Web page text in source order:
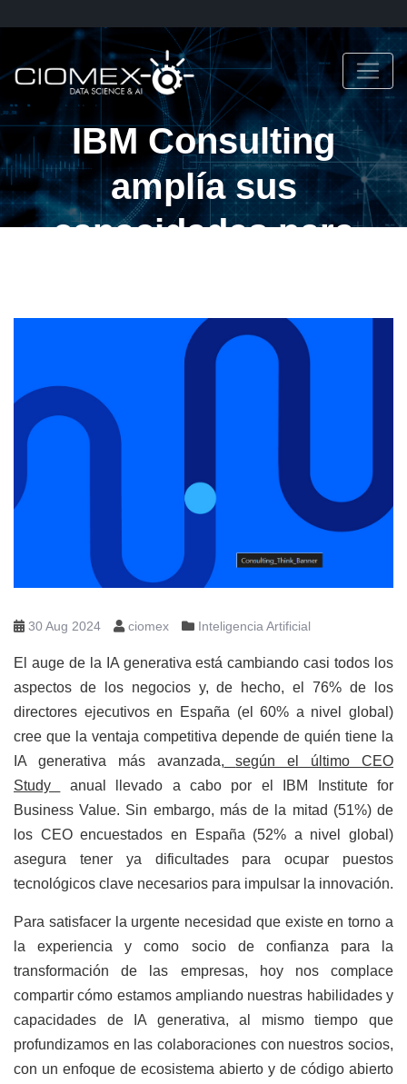
IBM Consulting
amplía sus
capacidades para
empresas a escalar la
IA
IBM Consulting amplía sus capacidades para ayudar a
30 Aug 2024 ciomex Inteligencia Artificial
El auge de la IA generativa está cambiando casi todos los
aspectos de los negocios y, de hecho, el 76% de los
directores ejecutivos en España (el 60% a nivel global)
cree que la ventaja competitiva depende de quién tiene la
IA generativa más avanzada,
según el último CEO
Study
anual llevado a cabo por el IBM Institute for
Business Value. Sin embargo, más de la mitad (51%) de
los CEO encuestados en España (52% a nivel global)
asegura tener ya dificultades para ocupar puestos
tecnológicos clave necesarios para impulsar la innovación.
Para satisfacer la urgente necesidad que existe en torno a
la experiencia y como socio de confianza para la
transformación de las empresas, hoy nos complace
compartir cómo estamos ampliando nuestras habilidades y
capacidades de IA generativa, al mismo tiempo que
profundizamos en las colaboraciones con nuestros socios,
con un enfoque de ecosistema abierto y de código abierto